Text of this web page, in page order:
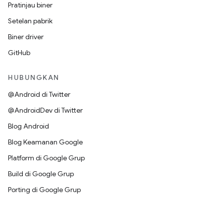
Pratinjau biner
Setelan pabrik
Biner driver
GitHub
HUBUNGKAN
@Android di Twitter
@AndroidDev di Twitter
Blog Android
Blog Keamanan Google
Platform di Google Grup
Build di Google Grup
Porting di Google Grup